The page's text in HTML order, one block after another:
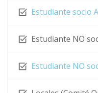
Estudiante socio
Estudiante NO
Estudiante NO